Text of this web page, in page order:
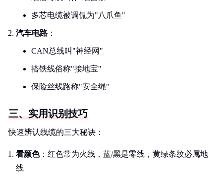
多芯电缆被调侃为"八爪鱼"
汽车电路 ：
CAN总线叫"神经网"
搭铁线俗称"接地宝"
保险丝线路称"安全绳"
三、实用识别技巧
快速辨认线缆的三大秘诀：
看颜色：红色常为火线，蓝/黑是零线，黄绿条纹必属地
线